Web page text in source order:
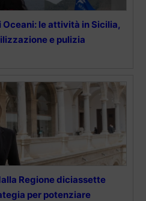
le attività in Sicilia,
e pulizia
Regione diciassette
per potenziare